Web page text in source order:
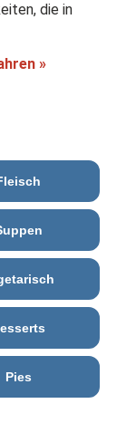
die in
»
Pies